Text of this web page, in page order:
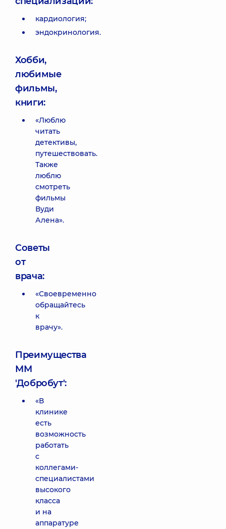
кардиология;
эндокринология.
Хобби,
любимые
фильмы,
книги:
«Люблю
читать
детективы,
путешествовать.
Также
люблю
смотреть
фильмы
Вуди
Алена».
Советы
от
врача:
«Своевременно
обращайтесь
к
врачу».
Преимущества
ММ
'Добробут':
«В
клинике
есть
возможность
работать
с
коллегами-
специалистами
высокого
класса
и на
аппаратуре